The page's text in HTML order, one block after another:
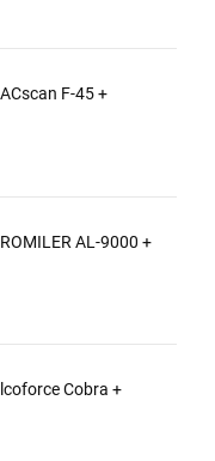
F-45 +
AL-9000 +
Cobra +